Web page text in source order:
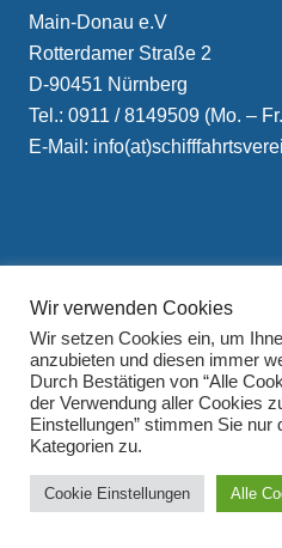
Main-Donau e.V
Rotterdamer Straße 2
D-90451 Nürnberg
Tel.: 0911 / 8149509 (Mo. –
E-Mail:
Impressum
Datenschutzerklärung
Wir verwenden Cookies
Wir setzen Cookies ein, um
anzubieten und diesen immer
Durch Bestätigen von “Alle
der Verwendung aller Cookies
Einstellungen” stimmen Sie nur
Kategorien zu.
Cookie Einstellungen Alle